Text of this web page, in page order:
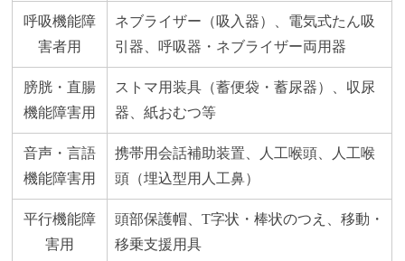
呼吸機能障
害者用
ネブライザー（吸入器）、電気式たん吸
引器、呼吸器・ネブライザー両用器
膀胱・直腸
機能障害用
ストマ用装具（蓄便袋・蓄尿器）、収尿
器、紙おむつ等
音声・言語
機能障害用
携帯用会話補助装置、人工喉頭、人工喉
頭（埋込型用人工鼻）
平行機能障
害用
頭部保護帽、T字状・棒状のつえ、移動・
移乗支援用具